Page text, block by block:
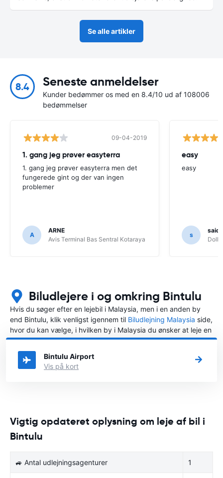
Se alle artikler
8.4 Seneste anmeldelser
Kunder bedømmer os med en 8.4/10 ud af 108006
bedømmelser
09-04-2019
1. gang jeg prøver easyterra
1. gang jeg prøver easyterra men det
fungerede gint og der van ingen
problemer
A
ARNE
Avis Terminal Bas Sentral Kotaraya
easy
easy
s
said
Biludlejere i og omkring Bintulu
Hvis du søger efter en lejebil i Malaysia, men i en anden by
end Bintulu, klik venligst igennem til Biludlejning Malaysia side,
hvor du kan vælge, i hvilken by i Malaysia du ønsker at leje en
bil.
Bintulu Airport
Vis på kort
Vigtig opdateret oplysning om leje af bil i
Bintulu
🚙 Antal udlejningsagenturer 1